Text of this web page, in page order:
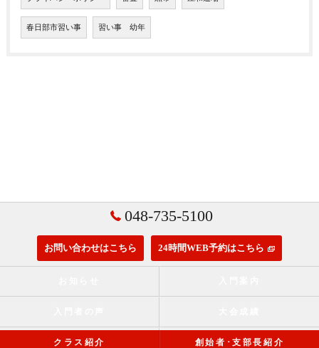
春日部市習い事 習い事 幼年
048-735-5100
お問い合わせはこちら 24時間WEB予約はこちら
クラス紹介 創始者･支部長紹介